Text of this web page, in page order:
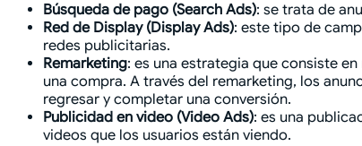
Búsqueda de pago (Search Ads): se trata de
Red de Display (Display Ads): este tipo de
redes publicitarias.
Remarketing: es una estrategia que consiste
una compra. A través del remarketing, los
regresar y completar una conversión.
Publicidad en video (Video Ads): es una
videos que los usuarios están viendo.